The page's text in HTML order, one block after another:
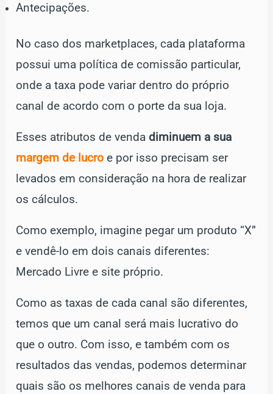
Antecipações.
No caso dos marketplaces, cada plataforma
possui uma política de comissão particular,
onde a taxa pode variar dentro do próprio
canal de acordo com o porte da sua loja.
Esses atributos de vendadiminuem a sua
margem de lucro e por isso precisam ser
levados em consideração na hora de realizar
os cálculos.
Como exemplo, imagine pegar um produto “X”
e vendê-lo em dois canais diferentes:
Mercado Livre e site próprio.
Como as taxas de cada canal são diferentes,
temos que um canal será mais lucrativo do
que o outro. Com isso, e também com os
resultados das vendas, podemos determinar
quais são os melhores canais de venda para